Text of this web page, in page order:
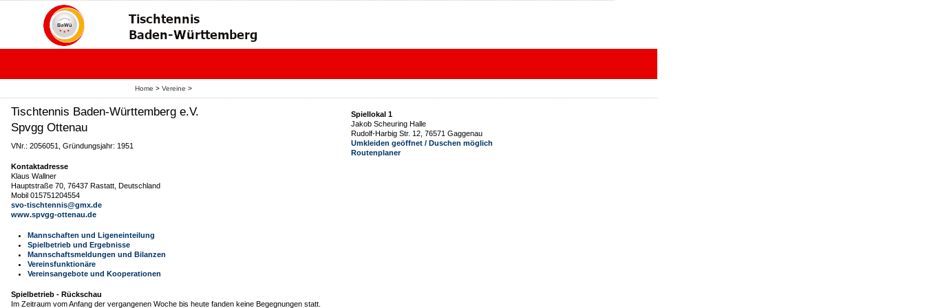
Home > Vereine >
Tischtennis Baden-Württemberg e.V.
Spvgg Ottenau
VNr.: 2056051, Gründungsjahr: 1951
Kontaktadresse
Klaus Wallner
Hauptstraße 70, 76437 Rastatt, Deutschland
Mobil 015751204554
svo-tischtennis@gmx.de
www.spvgg-ottenau.de
Mannschaften und Ligeneinteilung
Spielbetrieb und Ergebnisse
Mannschaftsmeldungen und Bilanzen
Vereinsfunktionäre
Vereinsangebote und Kooperationen
Spiellokal 1
Jakob Scheuring Halle
Rudolf-Harbig Str. 12, 76571 Gaggenau
Umkleiden geöffnet / Duschen möglich
Routenplaner
Spielbetrieb - Rückschau
Im Zeitraum vom Anfang der vergangenen Woche bis heute fanden keine Begegnungen statt.